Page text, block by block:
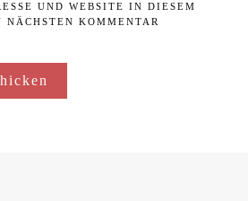
UND WEBSITE IN DIESEM
NÄCHSTEN KOMMENTAR